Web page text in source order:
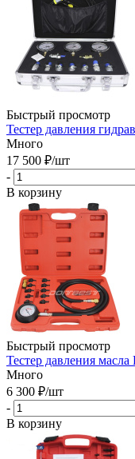
Быстрый просмотр
Тестер давления
Много
17 500 ₽/шт
-
В корзину
Быстрый просмотр
Тестер давления
Много
6 300 ₽/шт
-
В корзину